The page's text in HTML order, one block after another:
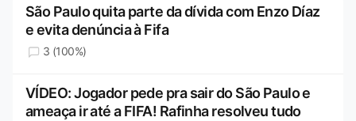
São Paulo quita parte da dívida com Enzo Díaz
e evita denúncia à Fifa
3 (100%)
VÍDEO: Jogador pede pra sair do São Paulo e
ameaça ir até a FIFA! Rafinha resolveu tudo